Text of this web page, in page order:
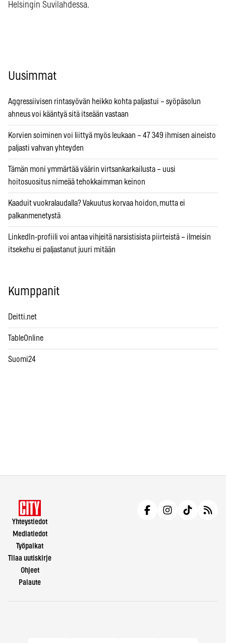
Helsingin Suvilahdessa.
Uusimmat
Aggressiivisen rintasyövän heikko kohta paljastui – syöpäsolun
ahneus voi kääntyä sitä itseään vastaan
Korvien soiminen voi liittyä myös leukaan – 47 349 ihmisen aineisto
paljasti vahvan yhteyden
Tämän moni ymmärtää väärin virtsankarkailusta – uusi
hoitosuositus nimeää tehokkaimman keinon
Kaaduit vuokralaudalla? Vakuutus korvaa hoidon, mutta ei
palkanmenetystä
LinkedIn-profiili voi antaa vihjeitä narsistisista piirteistä – ilmeisin
itsekehu ei paljastanut juuri mitään
Kumppanit
Deitti.net
TableOnline
Suomi24
Yhteystiedot
Mediatiedot
Työpaikat
Tilaa uutiskirje
Ohjeet
Palaute